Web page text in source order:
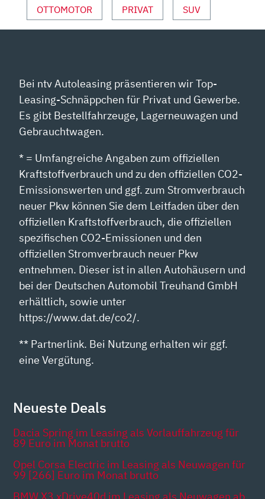
ANZEIGEN
OTTOMOTOR PRIVAT SUV
Bei ntv Autoleasing präsentieren wir Top-
Leasing-Schnäppchen für Privat und Gewerbe.
Es gibt Bestellfahrzeuge, Lagerneuwagen und
Gebrauchtwagen.
* = Umfangreiche Angaben zum offiziellen
Kraftstoffverbrauch und zu den offiziellen CO2-
Emissionswerten und ggf. zum Stromverbrauch
neuer Pkw können Sie dem Leitfaden über den
offiziellen Kraftstoffverbrauch, die offiziellen
spezifischen CO2-Emissionen und den
offiziellen Stromverbrauch neuer Pkw
entnehmen. Dieser ist in allen Autohäusern und
bei der Deutschen Automobil Treuhand GmbH
erhältlich, sowie unter
https://www.dat.de/co2/.
** Partnerlink. Bei Nutzung erhalten wir ggf.
eine Vergütung.
Neueste Deals
Dacia Spring im Leasing als Vorlauffahrzeug für
89 Euro im Monat brutto
Opel Corsa Electric im Leasing als Neuwagen für
99 [266] Euro im Monat brutto